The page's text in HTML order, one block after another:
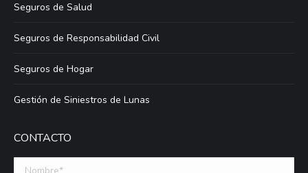
Seguros de Salud
Seguros de Responsabilidad Civil
Seguros de Hogar
Gestión de Siniestros de Lunas
CONTACTO
Nombre *